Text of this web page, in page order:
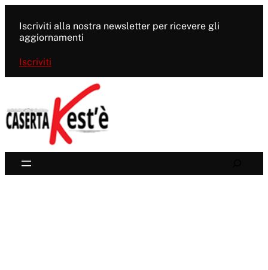
contenuto
Iscriviti alla nostra newsletter per ricevere gli
aggiornamenti
Iscriviti